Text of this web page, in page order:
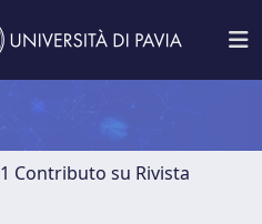
1 Contributo su Rivista